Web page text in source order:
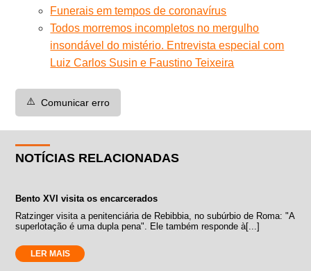
Funerais em tempos de coronavírus
Todos morremos incompletos no mergulho
insondável do mistério. Entrevista especial com
Luiz Carlos Susin e Faustino Teixeira
⚠️ Comunicar erro
NOTÍCIAS RELACIONADAS
Bento XVI visita os encarcerados
Ratzinger visita a penitenciária de Rebibbia, no subúrbio de Roma: "A
superlotação é uma dupla pena". Ele também responde à[...]
LER MAIS